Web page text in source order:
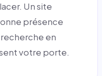
Un site
présence
en
votre porte.